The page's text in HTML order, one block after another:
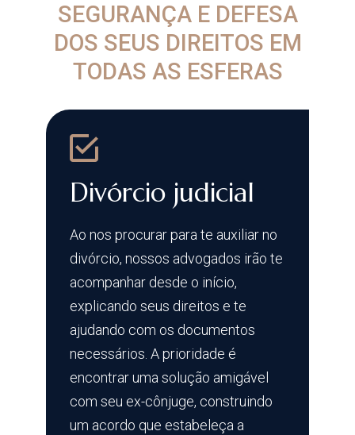
SEGURANÇA E DEFESA
DOS SEUS DIREITOS EM
TODAS AS ESFERAS
Divórcio judicial
Ao nos procurar para te auxiliar no
divórcio, nossos advogados irão te
acompanhar desde o início,
explicando seus direitos e te
ajudando com os documentos
necessários. A prioridade é
encontrar uma solução amigável
com seu ex-cônjuge, construindo
um acordo que estabeleça a